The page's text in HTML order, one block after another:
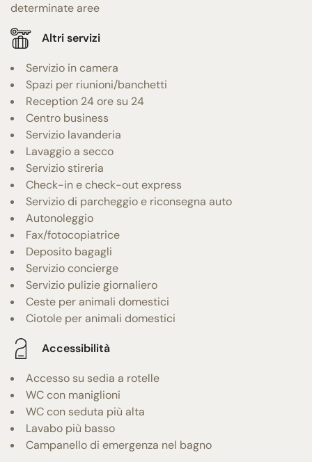
determinate aree
Altri servizi
Servizio in camera
Spazi per riunioni/banchetti
Reception 24 ore su 24
Centro business
Servizio lavanderia
Lavaggio a secco
Servizio stireria
Check-in e check-out express
Servizio di parcheggio e riconsegna auto
Autonoleggio
Fax/fotocopiatrice
Deposito bagagli
Servizio concierge
Servizio pulizie giornaliero
Ceste per animali domestici
Ciotole per animali domestici
Accessibilità
Accesso su sedia a rotelle
WC con maniglioni
WC con seduta più alta
Lavabo più basso
Campanello di emergenza nel bagno